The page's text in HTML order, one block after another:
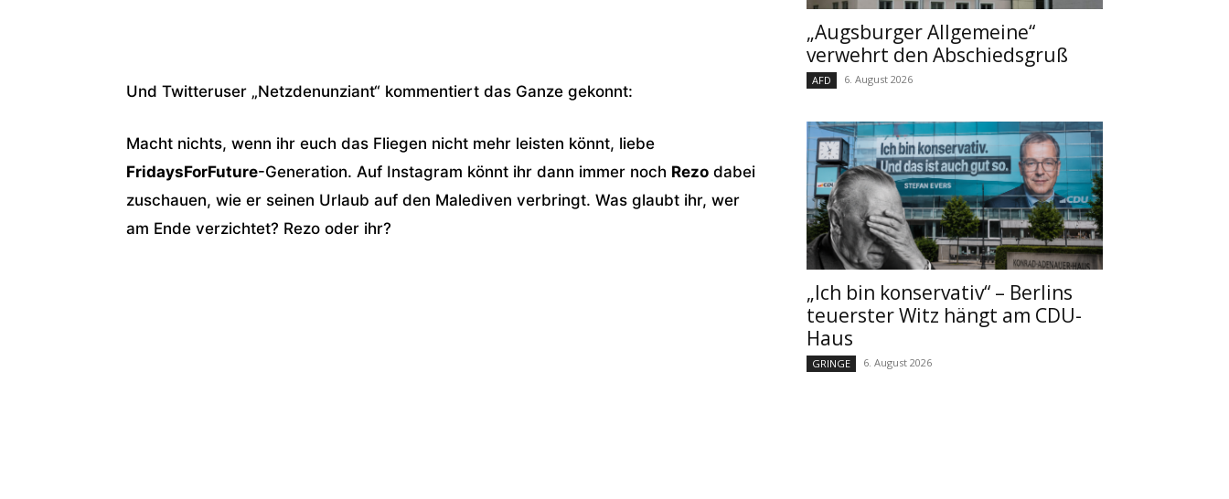
Und Twitteruser „Netzdenunziant“ kommentiert das Ganze gekonnt:
Macht nichts, wenn ihr euch das Fliegen nicht mehr leisten könnt, liebe
FridaysForFuture-Generation. Auf Instagram könnt ihr dann immer noch Rezo dabei
zuschauen, wie er seinen Urlaub auf den Malediven verbringt. Was glaubt ihr, wer
am Ende verzichtet? Rezo oder ihr?
„Augsburger Allgemeine“
verwehrt den Abschiedsgruß
AFD 6. August 2026
„Ich bin konservativ“ – Berlins
teuerster Witz hängt am CDU-
Haus
GRINGE 6. August 2026